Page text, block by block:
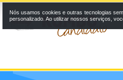
Nós usamos cookies e outras tecnologias
personalizado. Ao utilizar nossos serviços,